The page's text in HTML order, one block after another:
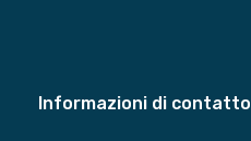
Informazioni di contatto